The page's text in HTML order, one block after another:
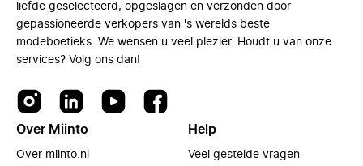
liefde geselecteerd, opgeslagen en verzonden door
gepassioneerde verkopers van 's werelds beste
modeboetieks. We wensen u veel plezier. Houdt u van onze
services? Volg ons dan!
Over Miinto
Over miinto.nl
Help
Veel gestelde vragen